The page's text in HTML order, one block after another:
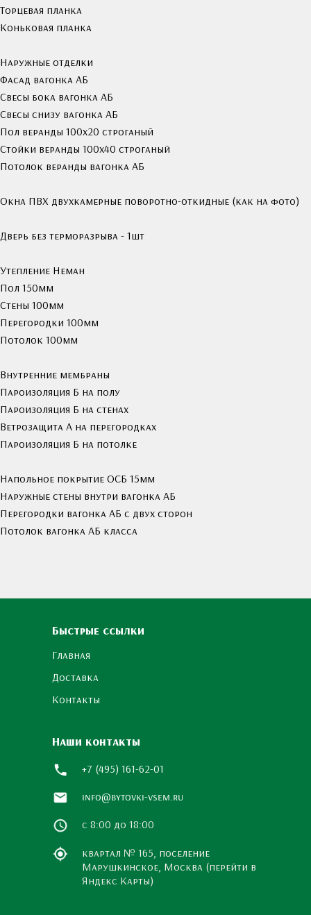
Торцевая планка
Коньковая планка
Наружные отделки
Фасад вагонка АБ
Свесы бока вагонка АБ
Свесы снизу вагонка АБ
Пол веранды 100х20 строганый
Стойки веранды 100х40 строганый
Потолок веранды вагонка АБ
Окна ПВХ двухкамерные поворотно-откидные (как на фото)
Дверь без терморазрыва - 1шт
Утепление Неман
Пол 150мм
Стены 100мм
Перегородки 100мм
Потолок 100мм
Внутренние мембраны
Пароизоляция Б на полу
Пароизоляция Б на стенах
Ветрозащита А на перегородках
Пароизоляция Б на потолке
Напольное покрытие ОСБ 15мм
Наружные стены внутри вагонка АБ
Перегородки вагонка АБ с двух сторон
Потолок вагонка АБ класса
Быстрые ссылки
Главная
Доставка
Контакты
Наши контакты
+7 (495) 161-62-01
info@bytovki-vsem.ru
с 8:00 до 18:00
квартал № 165, поселение
Марушкинское, Москва (перейти в
Яндекс Карты)